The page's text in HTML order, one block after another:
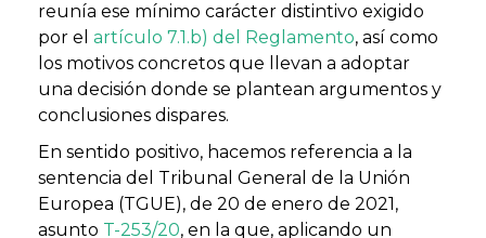
reunía ese mínimo carácter distintivo exigido
por el artículo 7.1.b) del Reglamento, así como
los motivos concretos que llevan a adoptar
una decisión donde se plantean argumentos y
conclusiones dispares.
En sentido positivo, hacemos referencia a la
sentencia del Tribunal General de la Unión
Europea (TGUE), de 20 de enero de 2021,
asunto T-253/20, en la que, aplicando un